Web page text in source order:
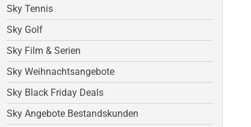
Sky Tennis
Sky Golf
Sky Film & Serien
Sky Weihnachtsangebote
Sky Black Friday Deals
Sky Angebote Bestandskunden